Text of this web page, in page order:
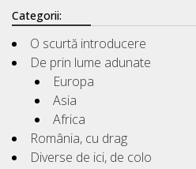
Categorii:
O scurtă introducere
De prin lume adunate
Europa
Asia
Africa
România, cu drag
Diverse de ici, de colo